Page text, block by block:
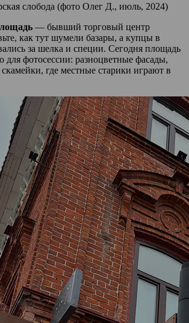
слобода (фото Олег Д., июль, 2024)
— бывший торговый центр
как тут шумели базары, а купцы в
за шелка и специи. Сегодня площадь
для фотосессии: разноцветные фасады,
где местные старики играют в